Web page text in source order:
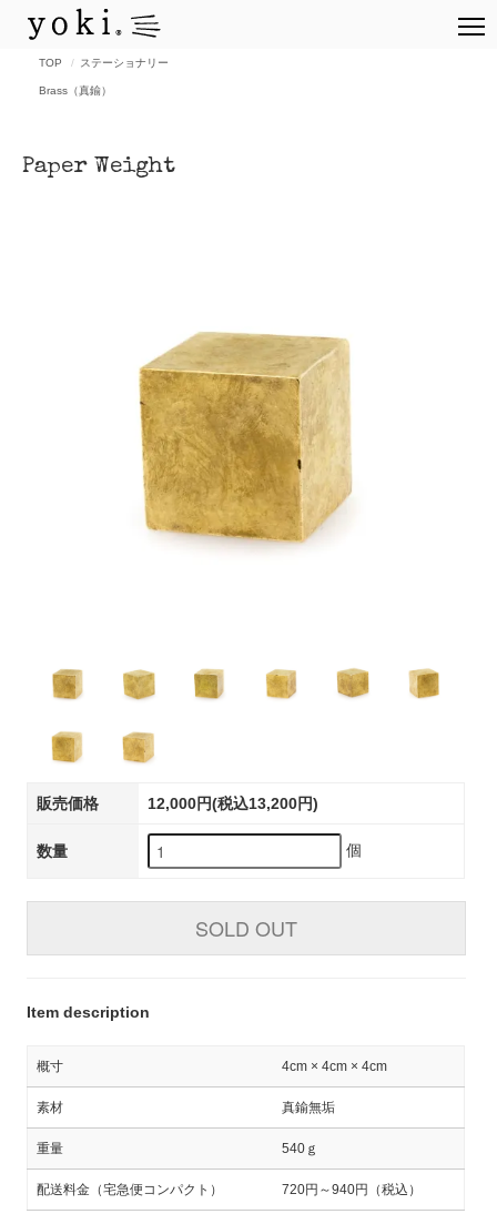
TOP ステーショナリー
Brass（真鍮）
Paper Weight
販売価格 12,000円(税込13,200円)
数量 個
SOLD OUT
Item description
概寸 4cm × 4cm × 4cm
素材 真鍮無垢
重量 540ｇ
配送料金（宅急便コンパクト） 720円～940円（税込）